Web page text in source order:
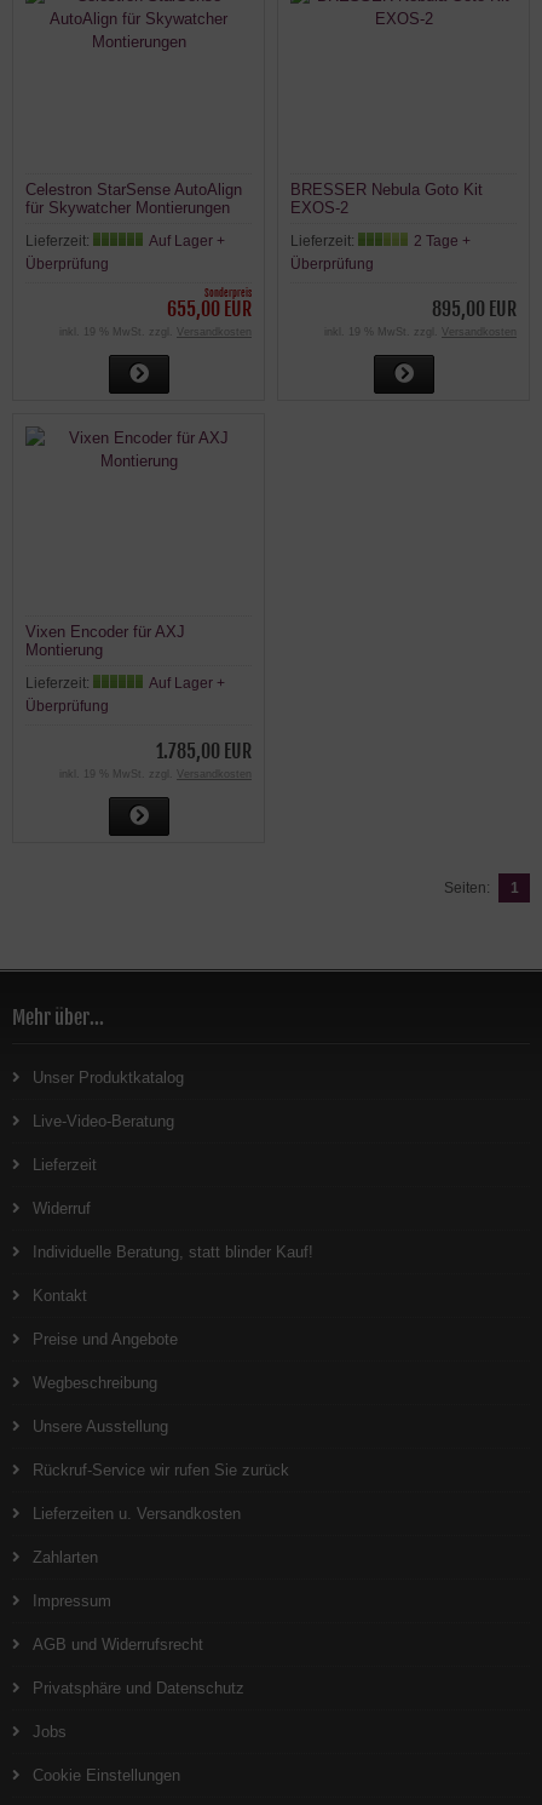
Celestron StarSense AutoAlign
für Skywatcher Montierungen
Lieferzeit:
Auf Lager +
Überprüfung
Sonderpreis
655,00 EUR
inkl. 19 % MwSt. zzgl. Versandkosten
BRESSER Nebula Goto Kit
EXOS-2
Lieferzeit:
2 Tage +
Überprüfung
895,00 EUR
inkl. 19 % MwSt. zzgl. Versandkosten
Vixen Encoder für AXJ
Montierung
Lieferzeit:
Auf Lager +
Überprüfung
1.785,00 EUR
inkl. 19 % MwSt. zzgl. Versandkosten
Seiten: 1
Mehr über...
Unser Produktkatalog
Live-Video-Beratung
Lieferzeit
Widerruf
Individuelle Beratung, statt blinder Kauf!
Kontakt
Preise und Angebote
Wegbeschreibung
Unsere Ausstellung
Rückruf-Service wir rufen Sie zurück
Lieferzeiten u. Versandkosten
Zahlarten
Impressum
AGB und Widerrufsrecht
Privatsphäre und Datenschutz
Jobs
Cookie Einstellungen